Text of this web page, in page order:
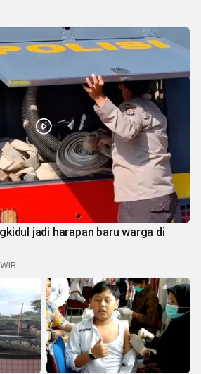
jadi harapan baru warga di